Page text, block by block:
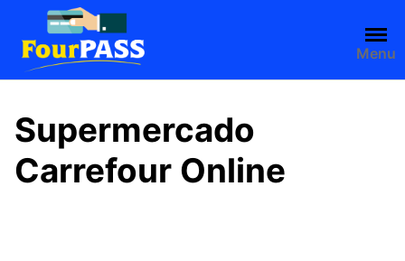
contenido
Menu
Supermercado
Carrefour Online